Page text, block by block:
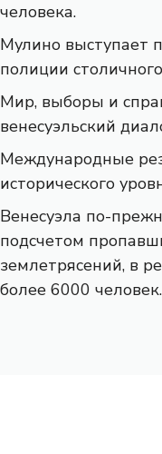
человека.
Мулино выступает
полиции
Мир, выборы и
венесуэльский
Международные
исторического
Венесуэла по-
подсчетом
землетрясений, в
более 6000 человек.